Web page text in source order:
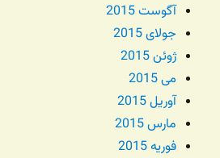
آگوست 2015
جولای 2015
ژوئن 2015
می 2015
آوریل 2015
مارس 2015
فوریه 2015